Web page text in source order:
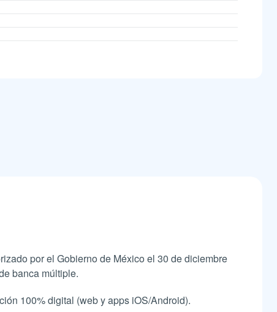
por el Gobierno de México el 30 de diciembre
banca múltiple.
100% digital (web y apps iOS/Android).